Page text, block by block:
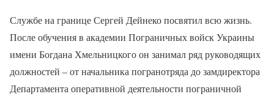
Службе на границе Сергей Дейнеко посвятил всю жизнь.
После обучения в академии Пограничных войск Украины
имени Богдана Хмельницкого он занимал ряд руководящих
должностей – от начальника погранотряда до замдиректора
Департамента оперативной деятельности пограничной